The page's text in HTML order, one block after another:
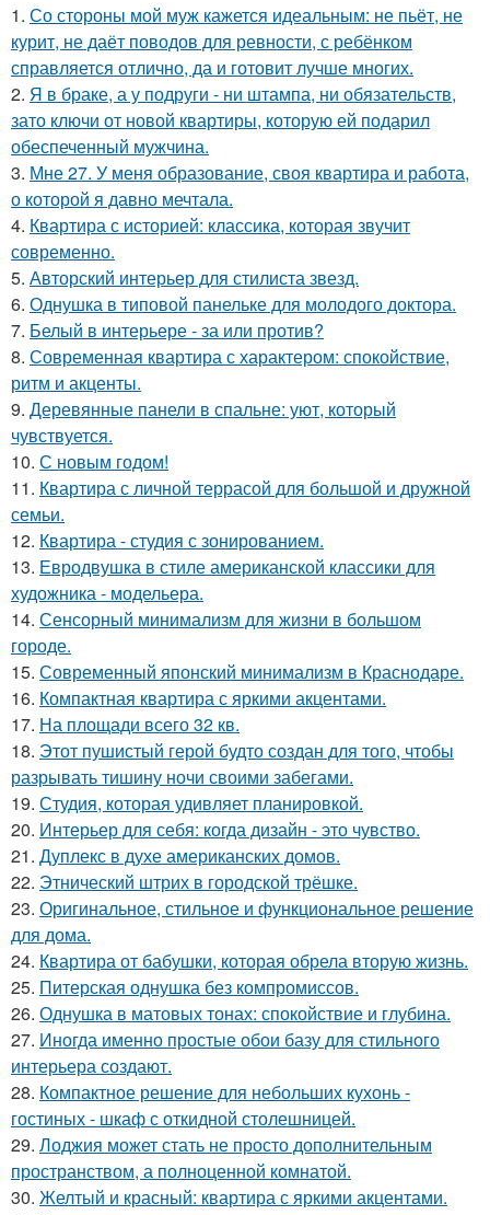
1. Со стороны мой муж кажется идеальным: не пьёт, не
курит, не даёт поводов для ревности, с ребёнком
справляется отлично, да и готовит лучше многих.
2. Я в браке, а у подруги - ни штампа, ни обязательств,
зато ключи от новой квартиры, которую ей подарил
обеспеченный мужчина.
3. Мне 27. У меня образование, своя квартира и работа,
о которой я давно мечтала.
4. Квартира с историей: классика, которая звучит
современно.
5. Авторский интерьер для стилиста звезд.
6. Однушка в типовой панельке для молодого доктора.
7. Белый в интерьере - за или против?
8. Современная квартира с характером: спокойствие,
ритм и акценты.
9. Деревянные панели в спальне: уют, который
чувствуется.
10. С новым годом!
11. Квартира с личной террасой для большой и дружной
семьи.
12. Квартира - студия с зонированием.
13. Евродвушка в стиле американской классики для
художника - модельера.
14. Сенсорный минимализм для жизни в большом
городе.
15. Современный японский минимализм в Краснодаре.
16. Компактная квартира с яркими акцентами.
17. На площади всего 32 кв.
18. Этот пушистый герой будто создан для того, чтобы
разрывать тишину ночи своими забегами.
19. Студия, которая удивляет планировкой.
20. Интерьер для себя: когда дизайн - это чувство.
21. Дуплекс в духе американских домов.
22. Этнический штрих в городской трёшке.
23. Оригинальное, стильное и функциональное решение
для дома.
24. Квартира от бабушки, которая обрела вторую жизнь.
25. Питерская однушка без компромиссов.
26. Однушка в матовых тонах: спокойствие и глубина.
27. Иногда именно простые обои базу для стильного
интерьера создают.
28. Компактное решение для небольших кухонь -
гостиных - шкаф с откидной столешницей.
29. Лоджия может стать не просто дополнительным
пространством, а полноценной комнатой.
30. Желтый и красный: квартира с яркими акцентами.